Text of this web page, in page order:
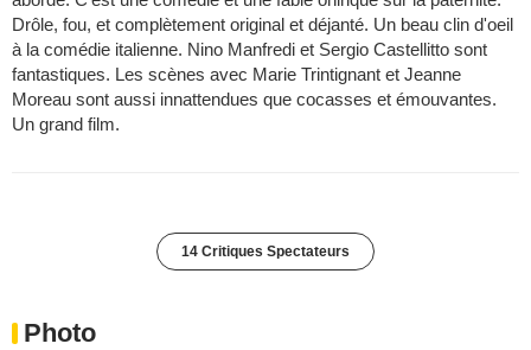
Drôle, fou, et complètement original et déjanté. Un beau clin d'oeil
à la comédie italienne. Nino Manfredi et Sergio Castellitto sont
fantastiques. Les scènes avec Marie Trintignant et Jeanne
Moreau sont aussi innattendues que cocasses et émouvantes.
Un grand film.
14 Critiques Spectateurs
Photo